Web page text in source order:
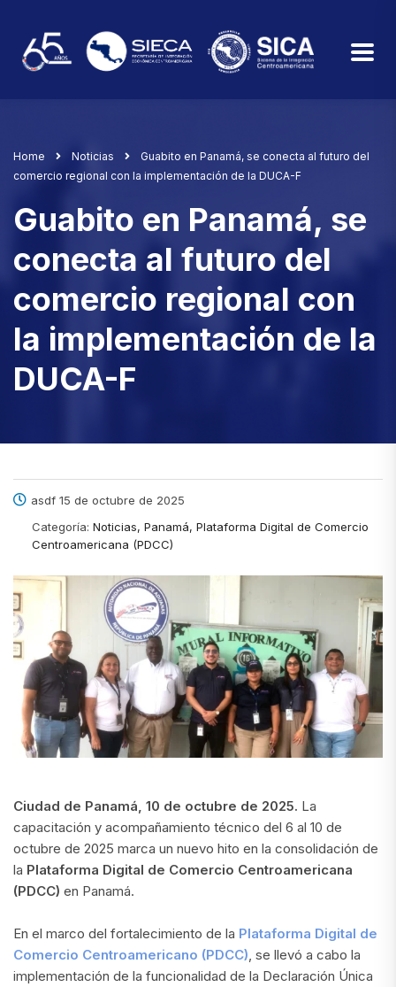
Home Noticias
Guabito en Panamá, se conecta al futuro del
comercio regional con la implementación de la DUCA-F
Guabito en Panamá, se
conecta al futuro del
comercio regional con
la implementación de la
DUCA-F
asdf 15 de octubre de 2025
Categoría: Noticias, Panamá, Plataforma Digital de Comercio
Centroamericana (PDCC)
Ciudad de Panamá, 10 de octubre de 2025. La
capacitación y acompañamiento técnico del 6 al 10 de
octubre de 2025 marca un nuevo hito en la consolidación de
la Plataforma Digital de Comercio Centroamericana
(PDCC) en Panamá.
En el marco del fortalecimiento de la Plataforma Digital de
Comercio Centroamericano (PDCC) , se llevó a cabo la
implementación de la funcionalidad de la Declaración Única